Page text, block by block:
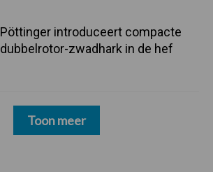
Pöttinger introduceert compacte
dubbelrotor-zwadhark in de hef
Toon meer